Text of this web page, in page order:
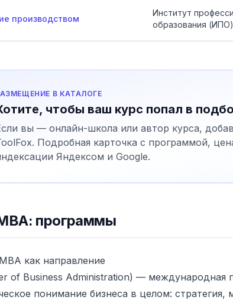
производством
Институт
образования (ИПО)
В КАТАЛОГЕ
чтобы ваш курс попал в
вы — онлайн-школа или автор курса,
Подробная карточка с программой,
Яндексом и Google.
программы
как направление
of Business Administration) — международная
понимание бизнеса в целом: